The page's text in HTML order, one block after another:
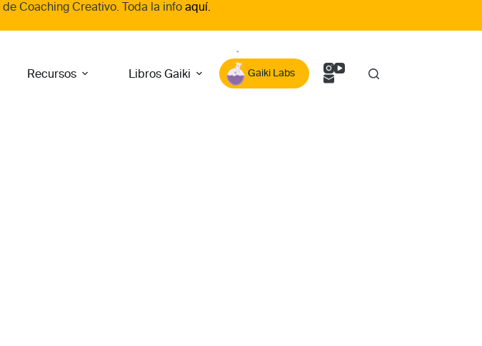
de Coaching Creativo. Toda la info aquí.
Recursos Libros Gaiki Gaiki Labs